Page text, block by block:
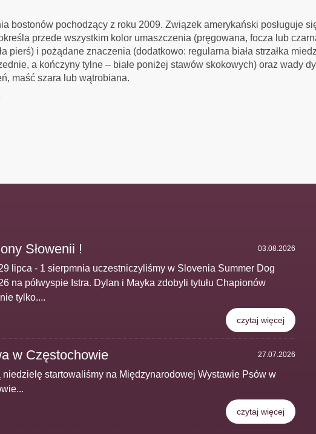
bostonów pochodzący z roku 2009. Związek amerykański posługuje
przede wszystkim kolor umaszczenia (pręgowana, focza lub
pierś) i pożądane znaczenia (dodatkowo: regularna biała strzałka
a kończyny tylne – białe poniżej stawów skokowych) oraz wady
maść szara lub wątrobiana.
03.08.2026
Słowenii !
lipca - 1 sierpmnia uczestniczyliśmy w Slovenia Summer Dog
na półwyspie Istra. Dylan i Mayka zdobyli tytułu Chapionów
tylko....
czytaj więcej
27.07.2026
w Częstochowie
niedzielę startowaliśmy na Międzynarodowej Wystawie Psów w
czytaj więcej